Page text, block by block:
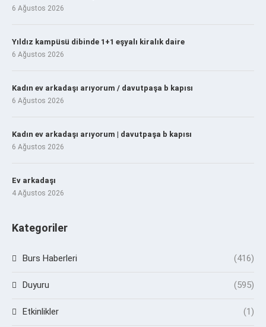
6 Ağustos 2026
Yıldız kampüsü dibinde 1+1 eşyalı kiralık daire
6 Ağustos 2026
Kadın ev arkadaşı arıyorum / davutpaşa b kapısı
6 Ağustos 2026
Kadın ev arkadaşı arıyorum | davutpaşa b kapısı
6 Ağustos 2026
Ev arkadaşı
4 Ağustos 2026
Kategoriler
Burs Haberleri (416)
Duyuru (595)
Etkinlikler (1)